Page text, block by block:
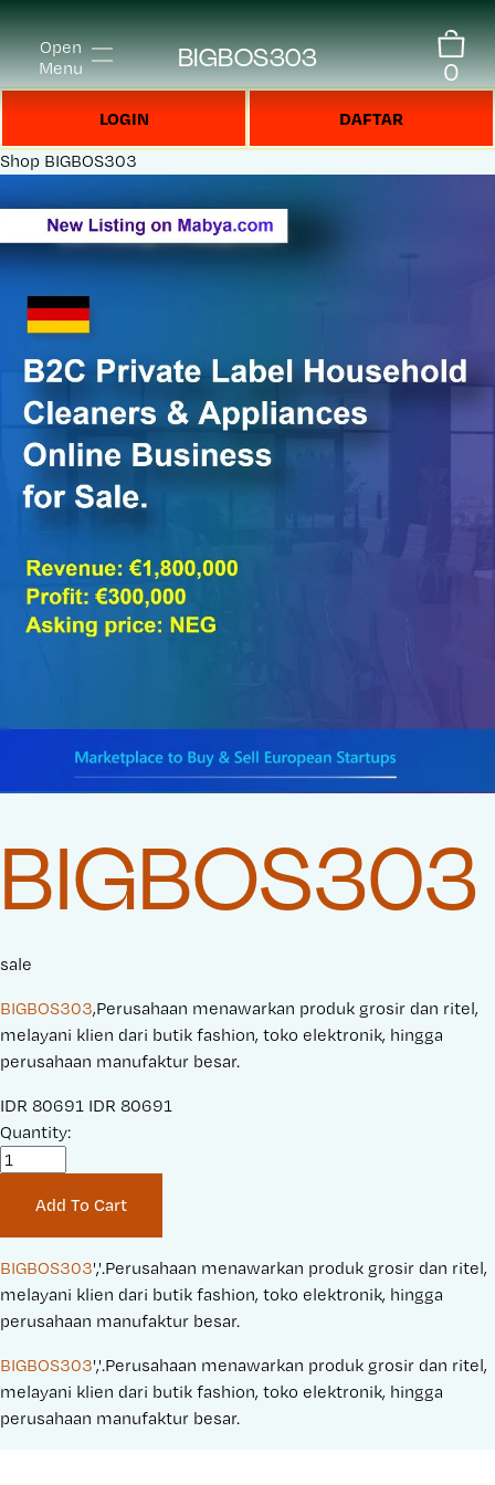
Open
Menu
BIGBOS303 0
LOGIN DAFTAR
Shop BIGBOS303
BIGBOS303
sale
BIGBOS303,Perusahaan menawarkan produk grosir dan ritel,
melayani klien dari butik fashion, toko elektronik, hingga
perusahaan manufaktur besar.
S
a
r
i
c
e
IDR 80691 O
n
a
l
P
i
c
e
IDR 80691
Quantity:
Add To Cart
BIGBOS303','.Perusahaan menawarkan produk grosir dan ritel,
melayani klien dari butik fashion, toko elektronik, hingga
perusahaan manufaktur besar.
BIGBOS303','.Perusahaan menawarkan produk grosir dan ritel,
melayani klien dari butik fashion, toko elektronik, hingga
perusahaan manufaktur besar.